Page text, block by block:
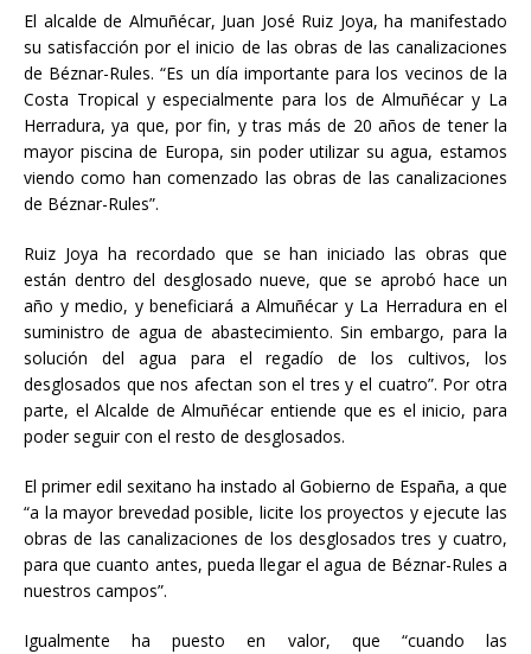
El alcalde de Almuñécar, Juan José Ruiz Joya, ha manifestado
su satisfacción por el inicio de las obras de las canalizaciones
de Béznar-Rules. “Es un día importante para los vecinos de la
Costa Tropical y especialmente para los de Almuñécar y La
Herradura, ya que, por fin, y tras más de 20 años de tener la
mayor piscina de Europa, sin poder utilizar su agua, estamos
viendo como han comenzado las obras de las canalizaciones
de Béznar-Rules”.
Ruiz Joya ha recordado que se han iniciado las obras que
están dentro del desglosado nueve, que se aprobó hace un
año y medio, y beneficiará a Almuñécar y La Herradura en el
suministro de agua de abastecimiento. Sin embargo, para la
solución del agua para el regadío de los cultivos, los
desglosados que nos afectan son el tres y el cuatro”. Por otra
parte, el Alcalde de Almuñécar entiende que es el inicio, para
poder seguir con el resto de desglosados.
El primer edil sexitano ha instado al Gobierno de España, a que
“a la mayor brevedad posible, licite los proyectos y ejecute las
obras de las canalizaciones de los desglosados tres y cuatro,
para que cuanto antes, pueda llegar el agua de Béznar-Rules a
nuestros campos”.
Igualmente ha puesto en valor, que “cuando las